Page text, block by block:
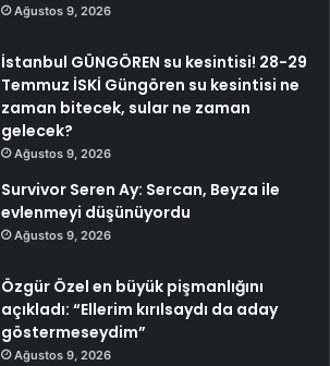
Ağustos 9, 2026
İstanbul GÜNGÖREN su kesintisi! 28-29
Temmuz İSKİ Güngören su kesintisi ne
zaman bitecek, sular ne zaman
gelecek?
Ağustos 9, 2026
Survivor Seren Ay: Sercan, Beyza ile
evlenmeyi düşünüyordu
Ağustos 9, 2026
Özgür Özel en büyük pişmanlığını
açıkladı: “Ellerim kırılsaydı da aday
göstermeseydim”
Ağustos 9, 2026